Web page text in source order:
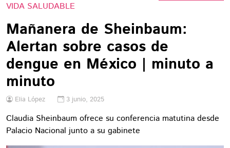
VIDA SALUDABLE
Mañanera de Sheinbaum:
Alertan sobre casos de
dengue en México | minuto a
minuto
Elia López 3 junio, 2025
Claudia Sheinbaum ofrece su conferencia matutina desde
Palacio Nacional junto a su gabinete